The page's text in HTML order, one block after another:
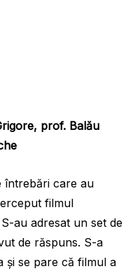
prof. Balău
întrebări care au
filmul
au adresat un set de
de răspuns. S-a
și se pare că filmul a